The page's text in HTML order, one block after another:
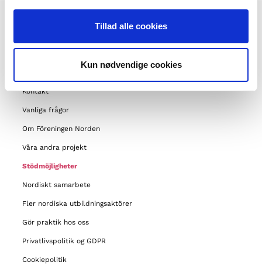
Tillad alle cookies
Kun nødvendige cookies
MENY
Kontakt
Vanliga frågor
Om Föreningen Norden
Våra andra projekt
Stödmöjligheter
Nordiskt samarbete
Fler nordiska utbildningsaktörer
Gör praktik hos oss
Privatlivspolitik og GDPR
Cookiepolitik